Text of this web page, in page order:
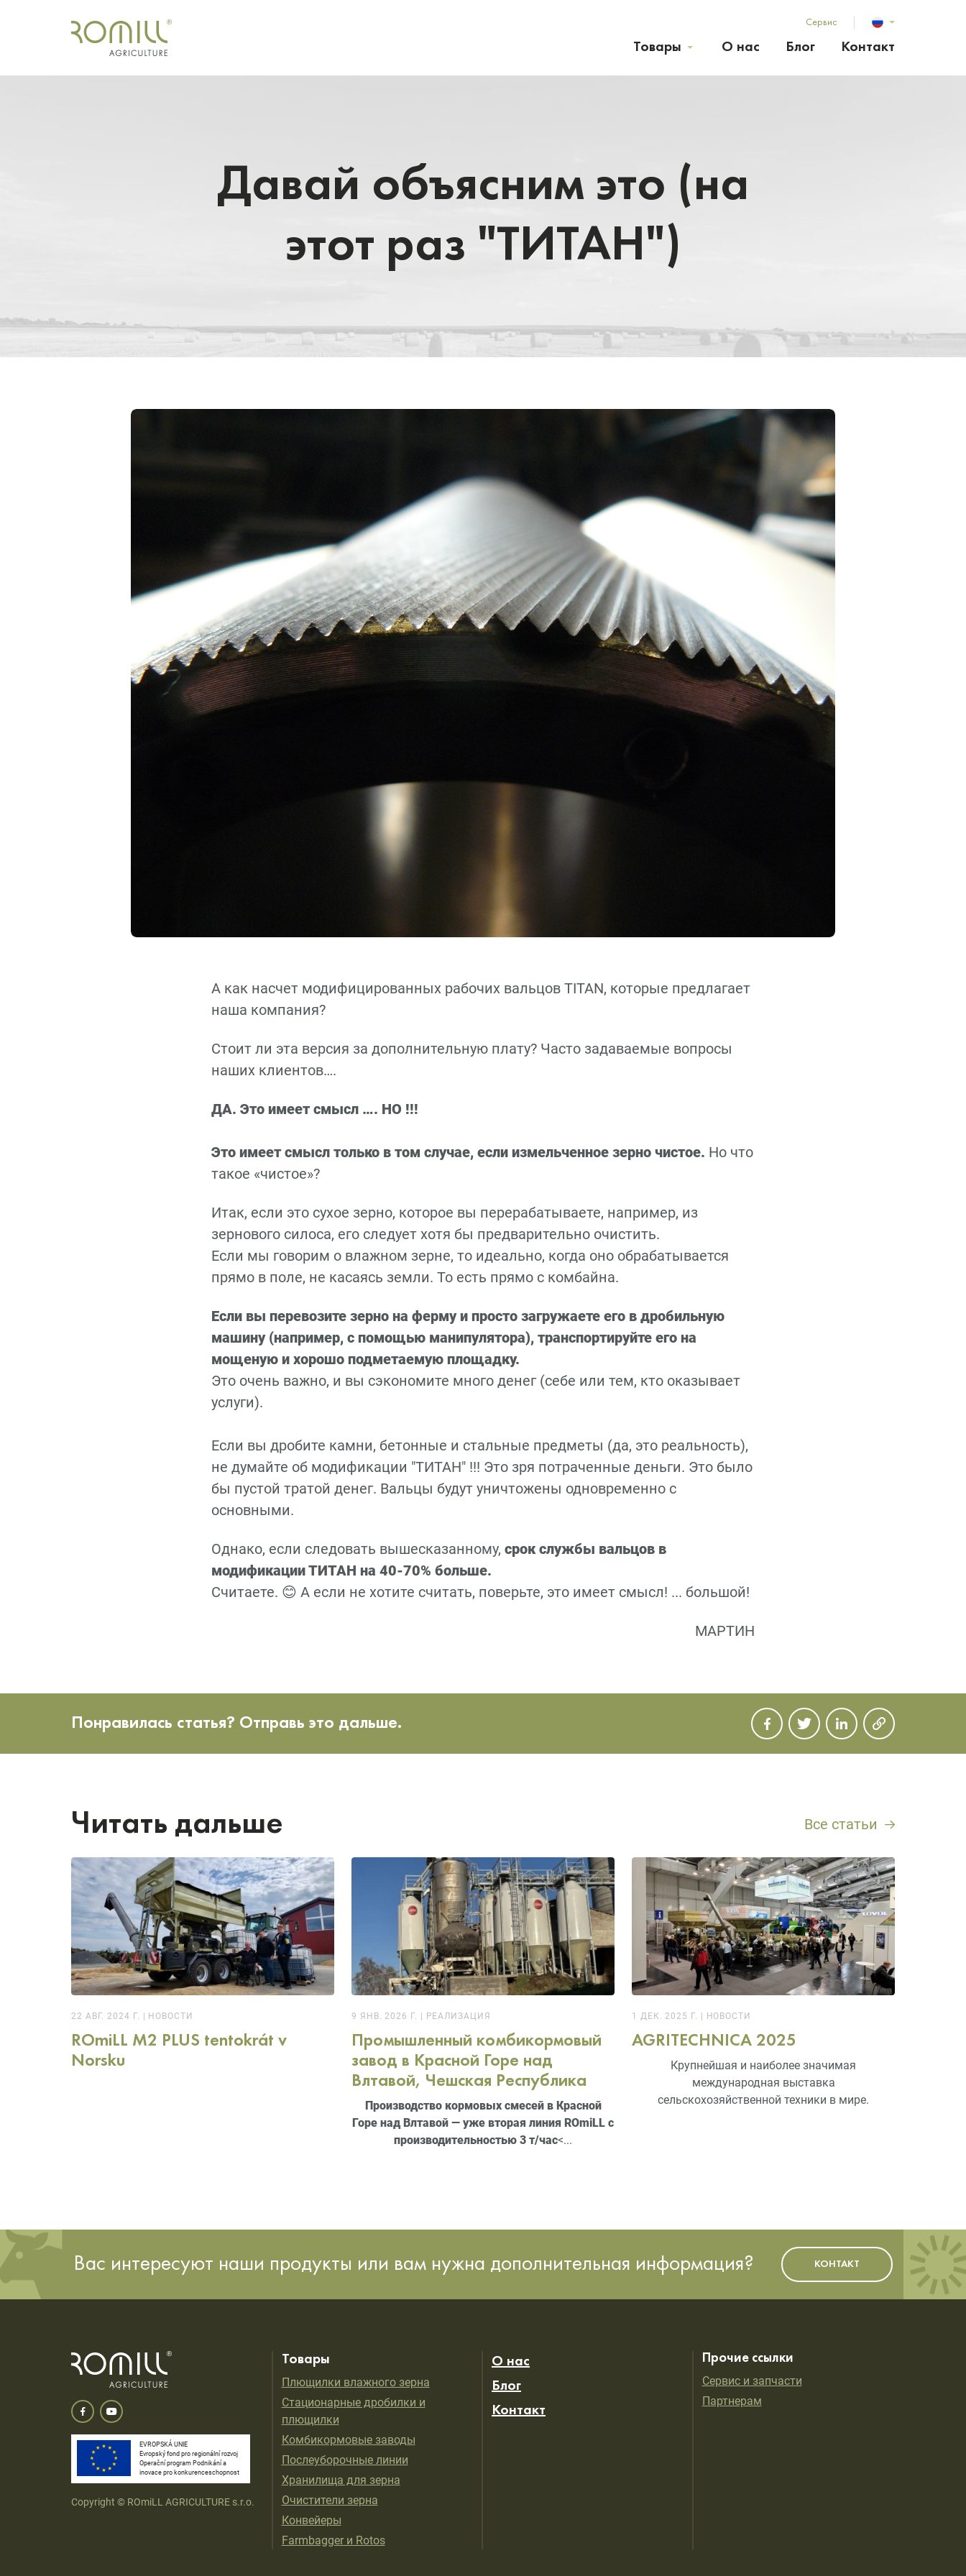
Сервис
Товары О нас Блог Контакт
Давай объясним это (на
этот раз "ТИТАН")
А как насчет модифицированных рабочих вальцов TITAN, которые предлагает
наша компания?
Стоит ли эта версия за дополнительную плату? Часто задаваемые вопросы
наших клиентов….
ДА. Это имеет смысл …. НО !!!
Это имеет смысл только в том случае, если измельченное зерно чистое. Но что
такое «чистое»?
Итак, если это сухое зерно, которое вы перерабатываете, например, из
зернового силоса, его следует хотя бы предварительно очистить.
Если мы говорим о влажном зерне, то идеально, когда оно обрабатывается
прямо в поле, не касаясь земли. То есть прямо с комбайна.
Если вы перевозите зерно на ферму и просто загружаете его в дробильную
машину (например, с помощью манипулятора), транспортируйте его на
мощеную и хорошо подметаемую площадку.
Это очень важно, и вы сэкономите много денег (себе или тем, кто оказывает
услуги).
Если вы дробите камни, бетонные и стальные предметы (да, это реальность),
не думайте об модификации "ТИТАН" !!! Это зря потраченные деньги. Это было
бы пустой тратой денег. Вальцы будут уничтожены одновременно с
основными.
Однако, если следовать вышесказанному, срок службы вальцов в
модификации ТИТАН на 40-70% больше.
Считаете. 😊 А если не хотите считать, поверьте, это имеет смысл! ... большой!
МАРТИН
Понравилась статья? Отправь это дальше.
Читать дальше Все статьи
22 АВГ. 2024 Г. НОВОСТИ
ROmiLL M2 PLUS tentokrát v
Norsku
9 ЯНВ. 2026 Г. РЕАЛИЗАЦИЯ
Промышленный комбикормовый
завод в Красной Горе над
Влтавой, Чешская Республика
Производство кормовых смесей в Красной
Горе над Влтавой — уже вторая линия ROmiLL с
производительностью 3 т/час<...
1 ДЕК. 2025 Г. НОВОСТИ
AGRITECHNICA 2025
Крупнейшая и наиболее значимая
международная выставка
сельскохозяйственной техники в мире.
Вас интересуют наши продукты или вам нужна дополнительная информация? КОНТАКТ
EVROPSKÁ UNIE
Evropský fond pro regionální rozvoj
Operační program Podnikání a
inovace pro konkurenceschopnost
Copyright © ROmiLL AGRICULTURE s.r.o.
Товары
Плющилки влажного зерна
Стационарные дробилки и
плющилки
Комбикормовые заводы
Послеуборочные линии
Хранилища для зерна
Oчистители зерна
Конвейеры
Farmbagger и Rotos
О нас
Блог
Контакт
Прочие ссылки
Сервис и запчасти
Партнерам